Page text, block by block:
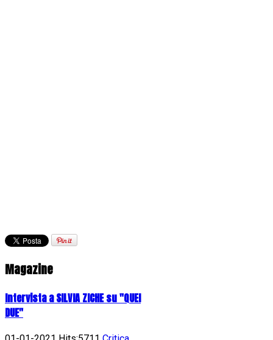
Magazine
Intervista a SILVIA ZICHE su "QUEI
DUE"